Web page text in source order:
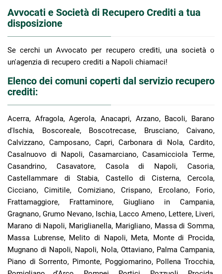
Avvocati e Società di Recupero Crediti a tua
disposizione
Se cerchi un Avvocato per recupero crediti, una società o
un'agenzia di recupero crediti a Napoli chiamaci!
Elenco dei comuni coperti dal servizio recupero
crediti:
Acerra, Afragola, Agerola, Anacapri, Arzano, Bacoli, Barano
d'Ischia, Boscoreale, Boscotrecase, Brusciano, Caivano,
Calvizzano, Camposano, Capri, Carbonara di Nola, Cardito,
Casalnuovo di Napoli, Casamarciano, Casamicciola Terme,
Casandrino, Casavatore, Casola di Napoli, Casoria,
Castellammare di Stabia, Castello di Cisterna, Cercola,
Cicciano, Cimitile, Comiziano, Crispano, Ercolano, Forio,
Frattamaggiore, Frattaminore, Giugliano in Campania,
Gragnano, Grumo Nevano, Ischia, Lacco Ameno, Lettere, Liveri,
Marano di Napoli, Mariglianella, Marigliano, Massa di Somma,
Massa Lubrense, Melito di Napoli, Meta, Monte di Procida,
Mugnano di Napoli, Napoli, Nola, Ottaviano, Palma Campania,
Piano di Sorrento, Pimonte, Poggiomarino, Pollena Trocchia,